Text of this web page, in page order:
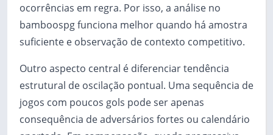
ocorrências em regra. Por isso, a análise no
bamboospg funciona melhor quando há amostra
suficiente e observação de contexto competitivo.
Outro aspecto central é diferenciar tendência
estrutural de oscilação pontual. Uma sequência de
jogos com poucos gols pode ser apenas
consequência de adversários fortes ou calendário